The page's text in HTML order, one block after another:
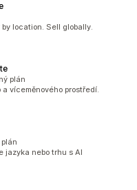
location. Sell globally.
plán
víceměnového prostředí.
jazyka nebo trhu s AI